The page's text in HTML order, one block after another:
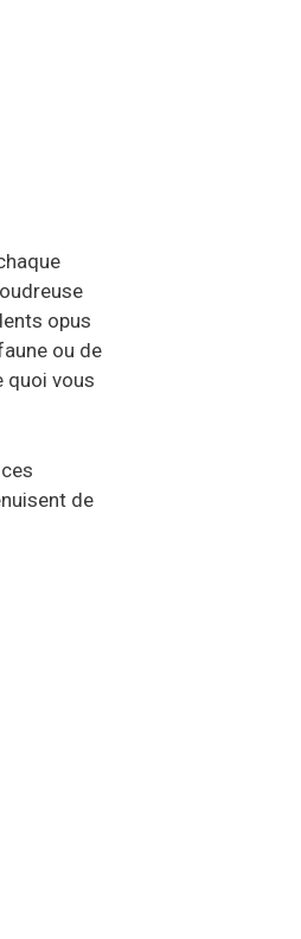
opus
ou de
quoi vous
de